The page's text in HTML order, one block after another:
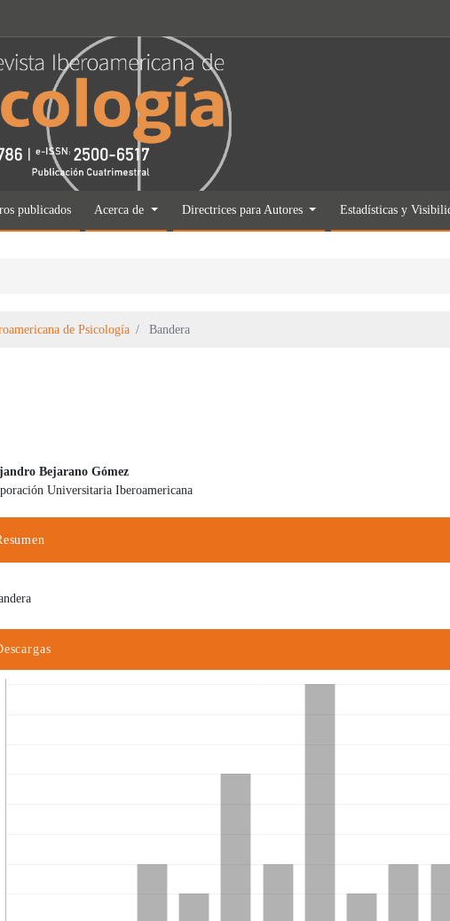
publicados Acerca de Directrices para Autores Estadísticas y
de Psicología Bandera
principal del artículo
Bejarano Gómez
Universitaria Iberoamericana